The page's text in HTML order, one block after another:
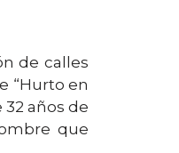
de calles
“Hurto en
años de
que